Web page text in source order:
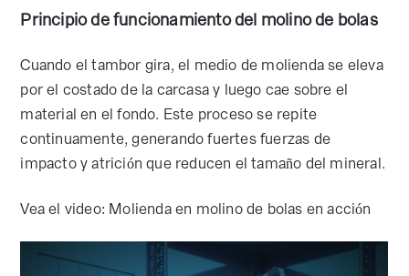
Principio de funcionamiento del molino de bolas
Cuando el tambor gira, el medio de molienda se eleva
por el costado de la carcasa y luego cae sobre el
material en el fondo. Este proceso se repite
continuamente, generando fuertes fuerzas de
impacto y atrición que reducen el tamaño del mineral.
Vea el video: Molienda en molino de bolas en acción